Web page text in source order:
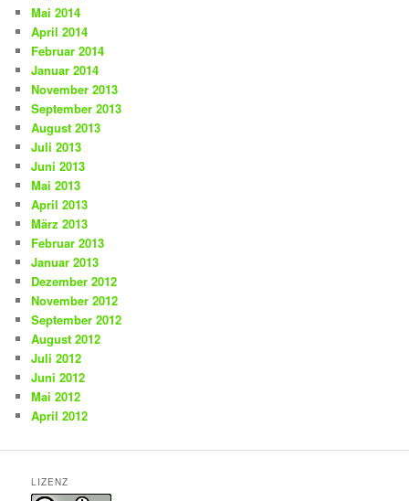
Mai 2014
April 2014
Februar 2014
Januar 2014
November 2013
September 2013
August 2013
Juli 2013
Juni 2013
Mai 2013
April 2013
März 2013
Februar 2013
Januar 2013
Dezember 2012
November 2012
September 2012
August 2012
Juli 2012
Juni 2012
Mai 2012
April 2012
LIZENZ